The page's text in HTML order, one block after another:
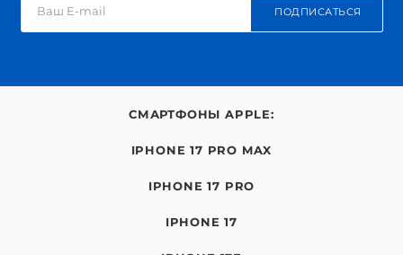
ПОДПИСАТЬСЯ
СМАРТФОНЫ APPLE:
IPHONE 17 PRO MAX
IPHONE 17 PRO
IPHONE 17